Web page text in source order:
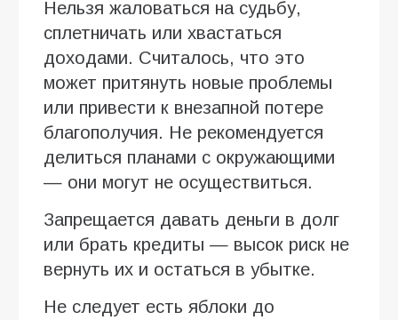
Нельзя жаловаться на судьбу,
сплетничать или хвастаться
доходами. Считалось, что это
может притянуть новые проблемы
или привести к внезапной потере
благополучия. Не рекомендуется
делиться планами с окружающими
— они могут не осуществиться.
Запрещается давать деньги в долг
или брать кредиты — высок риск не
вернуть их и остаться в убытке.
Не следует есть яблоки до